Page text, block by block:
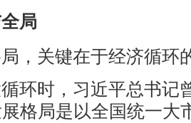
局
，关键在于经济循环
环时，习近平总书记
格局是以全国统一大